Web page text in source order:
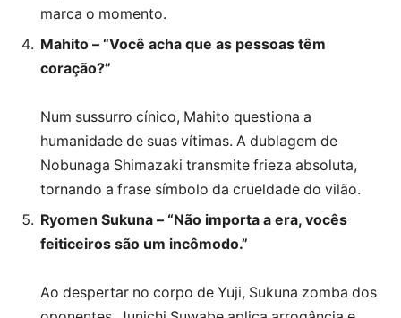
marca o momento.
Mahito – “Você acha que as pessoas têm
coração?”
Num sussurro cínico, Mahito questiona a
humanidade de suas vítimas. A dublagem de
Nobunaga Shimazaki transmite frieza absoluta,
tornando a frase símbolo da crueldade do vilão.
Ryomen Sukuna – “Não importa a era, vocês
feiticeiros são um incômodo.”
Ao despertar no corpo de Yuji, Sukuna zomba dos